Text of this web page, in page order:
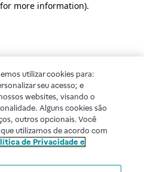
more information).
utilizar cookies para:
seu acesso; e
websites, visando o
Alguns cookies são
outros opcionais. Você
utilizamos de acordo com
de Privacidade e